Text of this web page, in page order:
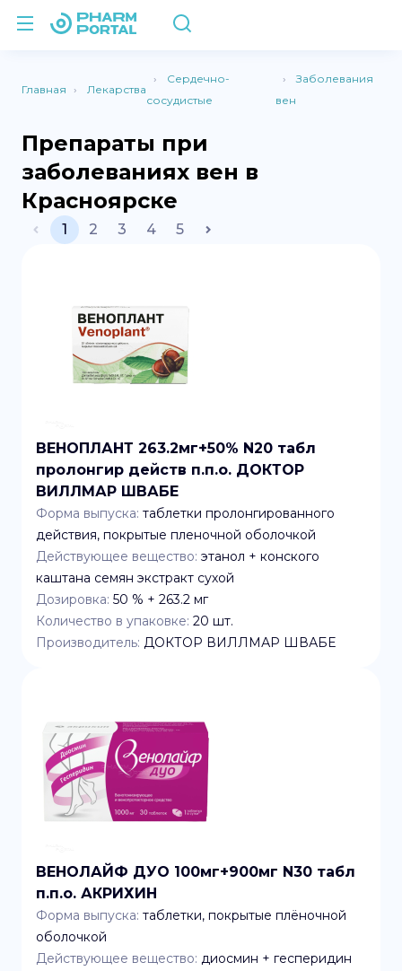
Главная Лекарства
Сердечно-
сосудистые
Заболевания
вен
Препараты при
заболеваниях вен в
Красноярске
1 2 3 4 5
ВЕНОПЛАНТ 263.2мг+50% N20 табл
пролонгир действ п.п.о. ДОКТОР
ВИЛЛМАР ШВАБЕ
Форма выпуска: таблетки пролонгированного
действия, покрытые пленочной оболочкой
Действующее вещество: этанол + конского
каштана семян экстракт сухой
Дозировка: 50 % + 263.2 мг
Количество в упаковке: 20 шт.
Производитель: ДОКТОР ВИЛЛМАР ШВАБЕ
ВЕНОЛАЙФ ДУО 100мг+900мг N30 табл
п.п.о. АКРИХИН
Форма выпуска: таблетки, покрытые плёночной
оболочкой
Действующее вещество: диосмин + гесперидин